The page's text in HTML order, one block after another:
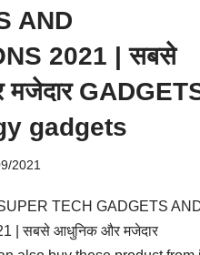
AND
2021 | सबसे
gadgets
2021
TECH GADGETS
| सबसे आधुनिक और मजेदार